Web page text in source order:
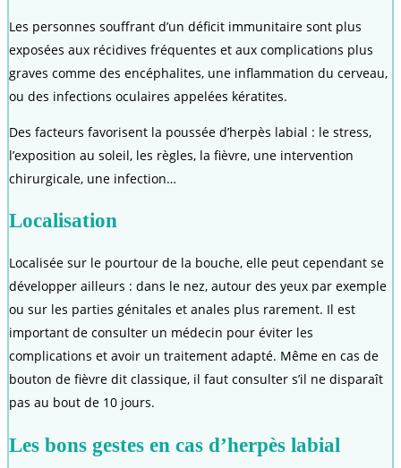
Les personnes souffrant d’un déficit immunitaire sont plus
exposées aux récidives fréquentes et aux complications plus
graves comme des encéphalites, une inflammation du cerveau,
ou des infections oculaires appelées kératites.
Des facteurs favorisent la poussée d’herpès labial : le stress,
l’exposition au soleil, les règles, la fièvre, une intervention
chirurgicale, une infection…
Localisation
Localisée sur le pourtour de la bouche, elle peut cependant se
développer ailleurs : dans le nez, autour des yeux par exemple
ou sur les parties génitales et anales plus rarement. Il est
important de consulter un médecin pour éviter les
complications et avoir un traitement adapté. Même en cas de
bouton de fièvre dit classique, il faut consulter s’il ne disparaît
pas au bout de 10 jours.
Les bons gestes en cas d’herpès labial